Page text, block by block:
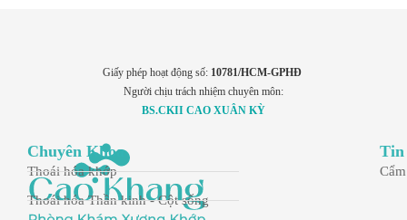
Giấy phép hoạt động số: 10781/HCM-GPHĐ
Người chịu trách nhiệm chuyên môn:
BS.CKII CAO XUÂN KỲ
Chuyên Khoa
Thoái hóa khớp
Thoái hóa Thần kinh - Cột sống
Tin